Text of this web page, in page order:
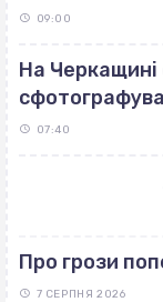
09:00
На Черкащині
07:40
Про грози
7 СЕРПНЯ 2026